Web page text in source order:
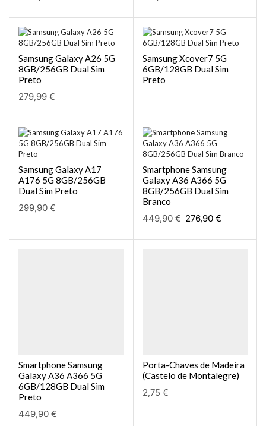
Samsung Galaxy A26 5G
8GB/256GB Dual Sim
Preto
279,99 €
Samsung Xcover7 5G
6GB/128GB Dual Sim
Preto
Samsung Galaxy A17
A176 5G 8GB/256GB
Dual Sim Preto
299,90 €
Smartphone Samsung
Galaxy A36 A366 5G
8GB/256GB Dual Sim
Branco
449,90€ 276,90 €
Smartphone Samsung
Galaxy A36 A366 5G
6GB/128GB Dual Sim
Preto
449,90 €
Porta-Chaves de Madeira
(Castelo de Montalegre)
2,75 €